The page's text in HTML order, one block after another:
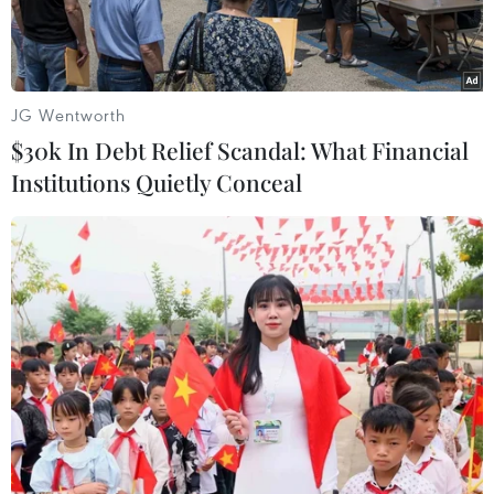
(Ảnh minh họa: Phạm Kha/TTXVN)
Theo Trung tâm Dự báo Khí tượng Thủy văn
quốc gia, do ảnh hưởng của rãnh áp thấp nối
với vùng áp thấp nóng phía Tây bị nén dịch dần
xuống phía Nam nên ngày 29/4, nắng nóng sẽ
mở rộng ra các tỉnh Bắc Bộ, Bắc và Trung Trung
JG Wentworth
$30k In Debt Relief Scandal: What Financial
Institutions Quietly Conceal